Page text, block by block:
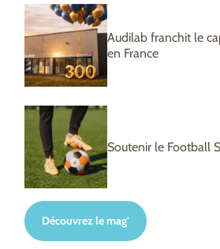
Audilab franchit le
en France
Soutenir le Football
Découvrez le mag'